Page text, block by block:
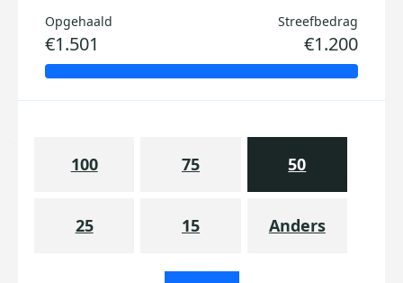
Opgehaald
€1.501
Streefbedrag
€1.200
100 75 50
25 15 Anders